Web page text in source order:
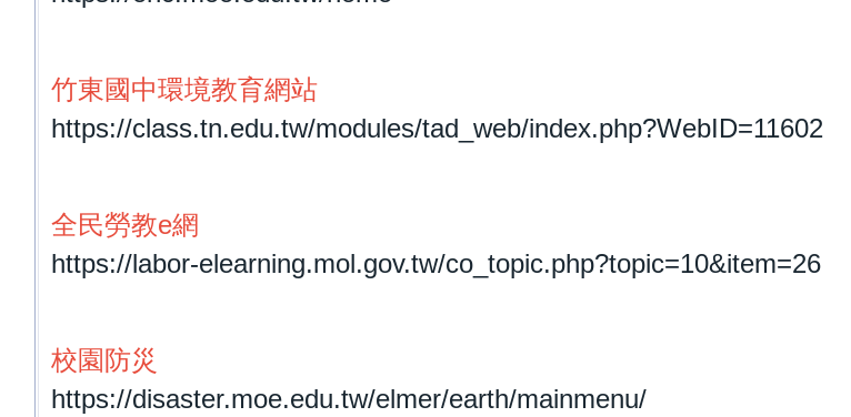
竹東國中環境教育網站
https://class.tn.edu.tw/modules/tad_web/index.php?WebID=11602
全民勞教e網
https://labor-elearning.mol.gov.tw/co_topic.php?topic=10&item=26
校園防災
https://disaster.moe.edu.tw/elmer/earth/mainmenu/